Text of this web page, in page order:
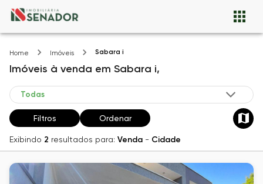
Home Imóveis Sabara i
Imóveis à venda em Sabara i,
Filtros Ordenar
Exibindo 2 resultados para: Venda - Cidade